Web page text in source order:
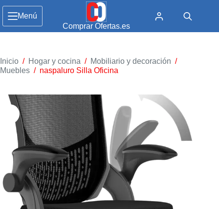
Menú
Comprar Ofertas.es
Inicio / Hogar y cocina / Mobiliario y decoración /
Muebles / naspaluro Silla Oficina